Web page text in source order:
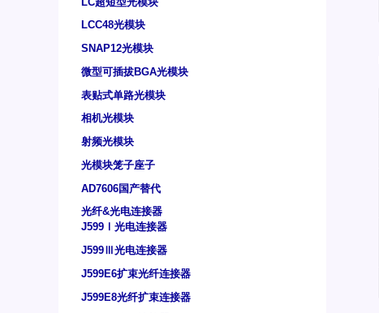
LCC48光模块
SNAP12光模块
微型可插拔BGA光模块
表贴式单路光模块
相机光模块
射频光模块
光模块笼子座子
AD7606国产替代
光纤&光电连接器
J599Ⅰ光电连接器
J599Ⅲ光电连接器
J599E6扩束光纤连接器
J599E8光纤扩束连接器